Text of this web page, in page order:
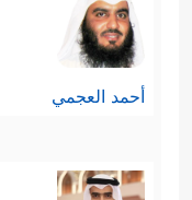
أحمد العجمي